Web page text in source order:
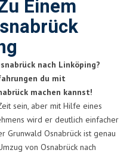
Einem
nach Linköping?
du mit
machen kannst!
sein, aber mit Hilfe eines
wird er deutlich einfacher
Grunwald Osnabrück ist genau
von Osnabrück nach